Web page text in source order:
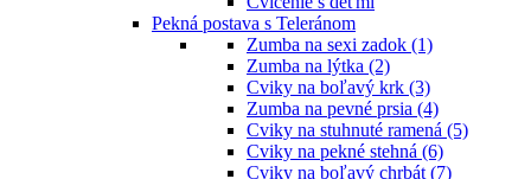
Pekná postava s Teleránom
Zumba na sexi zadok (1)
Zumba na lýtka (2)
Cviky na boľavý krk (3)
Zumba na pevné prsia (4)
Cviky na stuhnuté ramená (5)
Cviky na pekné stehná (6)
Cviky na boľavý chrbát (7)